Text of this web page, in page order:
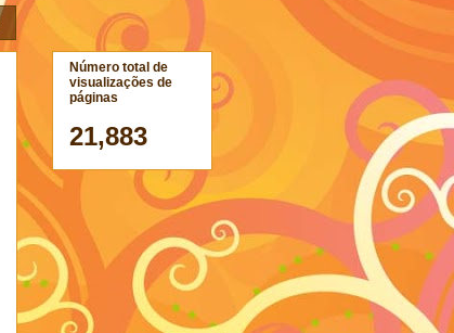
Número total de
visualizações de
páginas
21,883